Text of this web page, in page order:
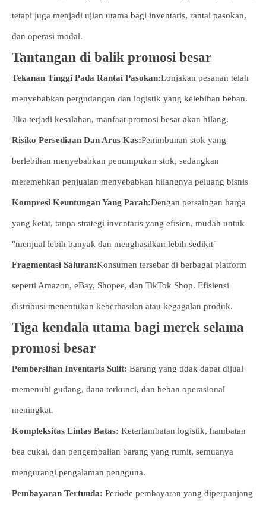
tetapi juga menjadi ujian utama bagi inventaris, rantai pasokan,
dan operasi modal.
Tantangan di balik promosi besar
Tekanan Tinggi Pada Rantai Pasokan:Lonjakan pesanan telah
menyebabkan pergudangan dan logistik yang kelebihan beban.
Jika terjadi kesalahan, manfaat promosi besar akan hilang.
Risiko Persediaan Dan Arus Kas:Penimbunan stok yang
berlebihan menyebabkan penumpukan stok, sedangkan
meremehkan penjualan menyebabkan hilangnya peluang bisnis
Kompresi Keuntungan Yang Parah:Dengan persaingan harga
yang ketat, tanpa strategi inventaris yang efisien, mudah untuk
"menjual lebih banyak dan menghasilkan lebih sedikit"
Fragmentasi Saluran:Konsumen tersebar di berbagai platform
seperti Amazon, eBay, Shopee, dan TikTok Shop. Efisiensi
distribusi menentukan keberhasilan atau kegagalan produk.
Tiga kendala utama bagi merek selama
promosi besar
Pembersihan Inventaris Sulit: Barang yang tidak dapat dijual
memenuhi gudang, dana terkunci, dan beban operasional
meningkat.
Kompleksitas Lintas Batas: Keterlambatan logistik, hambatan
bea cukai, dan pengembalian barang yang rumit, semuanya
mengurangi pengalaman pengguna.
Pembayaran Tertunda: Periode pembayaran yang diperpanjang